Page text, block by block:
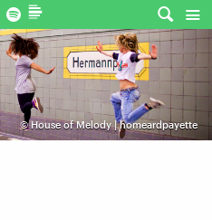
©House of Melody | homeardpayette